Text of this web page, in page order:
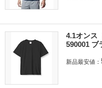
4.1オンス
590001 ブ
新品最安値：